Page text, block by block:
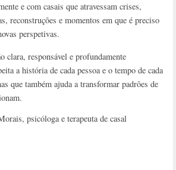
e com casais que atravessam crises,
reconstruções e momentos em que é preciso
perspetivas.
clara, responsável e profundamente
a história de cada pessoa e o tempo de cada
que também ajuda a transformar padrões de